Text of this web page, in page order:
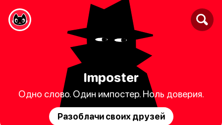
Imposter
Одно слово. Один импостер. Ноль доверия.
Разоблачи своих друзей